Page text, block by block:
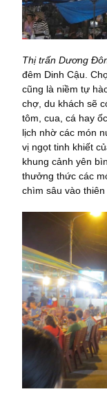
Thị trấn Dương
đêm Dinh Cậu.
cũng là niềm tự
chợ, du khách sẽ
tôm, cua, cá hay
lịch nhờ các món
vị ngọt tinh khiết
khung cảnh yên
thưởng thức các
chìm sâu vào